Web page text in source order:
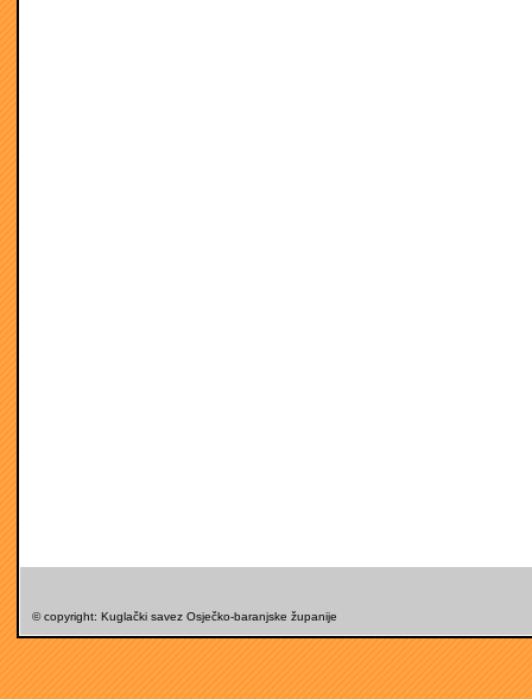
© copyright: Kuglački savez Osječko-baranjske županije